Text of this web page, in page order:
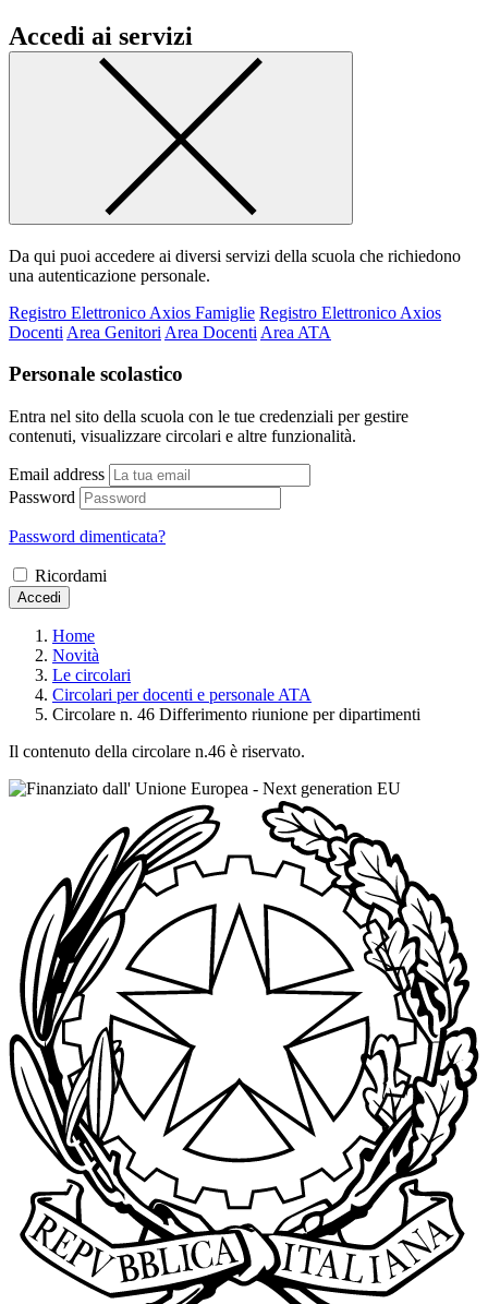
Accedi ai servizi
Da qui puoi accedere ai diversi servizi della scuola che richiedono
una autenticazione personale.
Registro Elettronico Axios Famiglie Registro Elettronico Axios
Docenti Area Genitori Area Docenti Area ATA
Personale scolastico
Entra nel sito della scuola con le tue credenziali per gestire
contenuti, visualizzare circolari e altre funzionalità.
Email address
Password
Password dimenticata?
Ricordami
Accedi
Home
Novità
Le circolari
Circolari per docenti e personale ATA
Circolare n. 46 Differimento riunione per dipartimenti
Il contenuto della circolare n.46 è riservato.